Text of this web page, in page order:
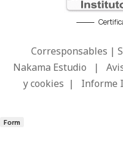
Corresponsables |
Nakama Estudio |
y cookies | Informe
Form